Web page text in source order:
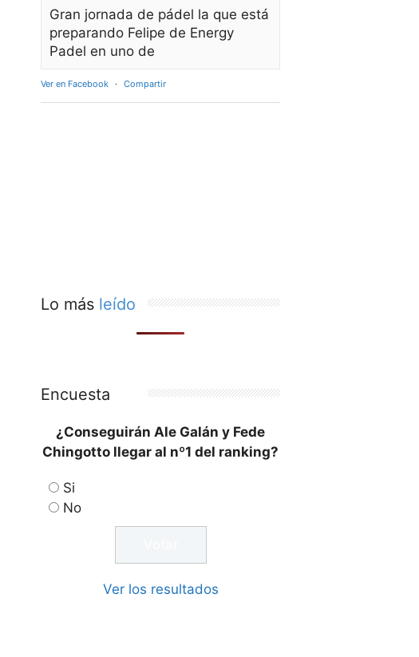
Gran jornada de pádel la que está
preparando Felipe de Energy
Padel en uno de
Ver en Facebook · Compartir
Lo más leído
Encuesta
¿Conseguirán Ale Galán y Fede
Chingotto llegar al nº1 del ranking?
Si
No
Ver los resultados